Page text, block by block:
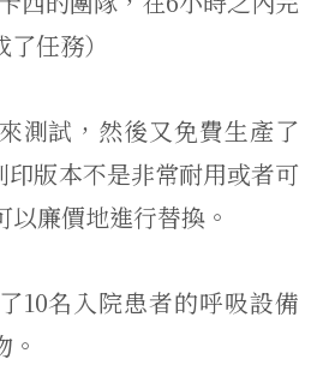
了任務）
測試，然後又免費生產了
印版本不是非常耐用或者可
廉價地進行替換。
10名入院患者的呼吸設備